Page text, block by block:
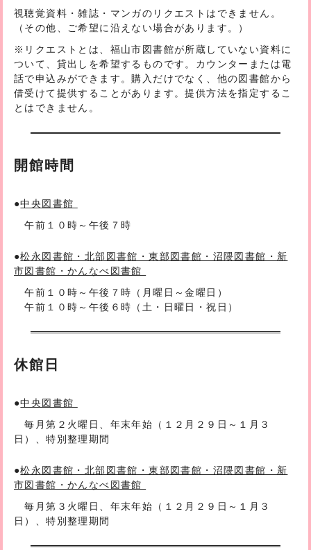
視聴覚資料・雑誌・マンガのリクエストはできません。
（その他、ご希望に沿えない場合があります。）
※リクエストとは、福山市図書館が所蔵していない資料に
ついて、貸出しを希望するものです。カウンターまたは電
話で申込みができます。購入だけでなく、他の図書館から
借受けて提供することがあります。提供方法を指定するこ
とはできません。
開館時間
●中央図書館
午前１０時～午後７時
●松永図書館・北部図書館・東部図書館・沼隈図書館・新
市図書館・かんなべ図書館
午前１０時～午後７時（月曜日～金曜日）
午前１０時～午後６時（土・日曜日・祝日）
休館日
●中央図書館
毎月第２火曜日、年末年始（１２月２９日～１月３
日）、特別整理期間
●松永図書館・北部図書館・東部図書館・沼隈図書館・新
市図書館・かんなべ図書館
毎月第３火曜日、年末年始（１２月２９日～１月３
日）、特別整理期間